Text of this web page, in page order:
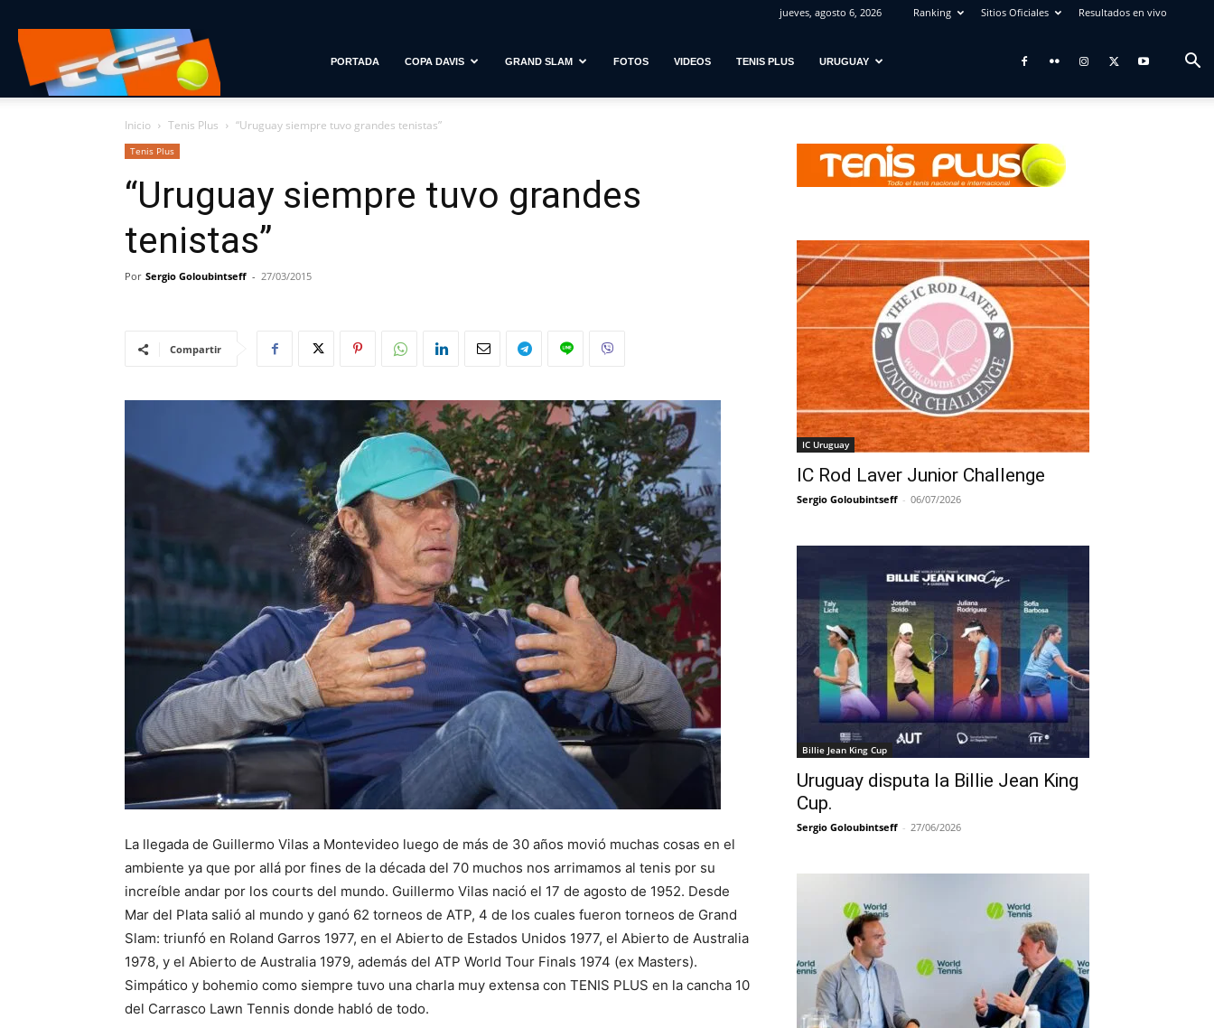
jueves, agosto 6, 2026 Ranking Sitios Oficiales Resultados en vivo
con
Estilo
PORTADA COPA DAVIS GRAND SLAM FOTOS VIDEOS TENIS PLUS URUGUAY
Inicio Tenis Plus “Uruguay siempre tuvo grandes tenistas”
Tenis Plus
“Uruguay siempre tuvo grandes
tenistas”
Por Sergio Goloubintseff - 27/03/2015
Compartir
La llegada de Guillermo Vilas a Montevideo luego de más de 30 años movió muchas cosas en el
ambiente ya que por allá por fines de la década del 70 muchos nos arrimamos al tenis por su
increíble andar por los courts del mundo. Guillermo Vilas nació el 17 de agosto de 1952. Desde
Mar del Plata salió al mundo y ganó 62 torneos de ATP, 4 de los cuales fueron torneos de Grand
Slam: triunfó en Roland Garros 1977, en el Abierto de Estados Unidos 1977, el Abierto de Australia
1978, y el Abierto de Australia 1979, además del ATP World Tour Finals 1974 (ex Masters).
Simpático y bohemio como siempre tuvo una charla muy extensa con TENIS PLUS en la cancha 10
del Carrasco Lawn Tennis donde habló de todo.
IC Uruguay
IC Rod Laver Junior Challenge
Sergio Goloubintseff - 06/07/2026
Billie Jean King Cup
Uruguay disputa la Billie Jean King
Cup.
Sergio Goloubintseff - 27/06/2026